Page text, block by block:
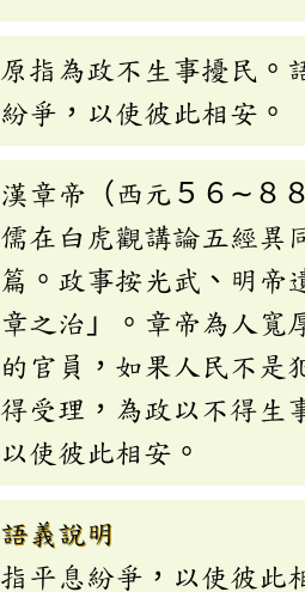
原指為政不生事擾民。
紛爭，以使彼此相安。
漢章帝（西元５６∼８
儒在白虎觀講論五經異
篇。政事按光武、明帝
章之治」。章帝為人寬
的官員，如果人民不是
得受理，為政以不得生
以使彼此相安。
語義說明
指平息紛爭，以使彼此